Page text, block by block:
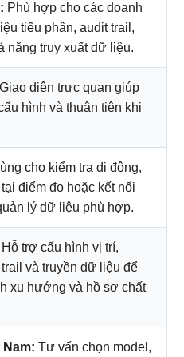
Phù hợp cho các doanh
tiểu phân, audit trail,
năng truy xuất dữ liệu.
Giao diện trực quan giúp
hình và thuận tiện khi
cho kiểm tra di động,
điểm đo hoặc kết nối
lý dữ liệu phù hợp.
Hỗ trợ cấu hình vị trí,
và truyền dữ liệu để
xu hướng và hồ sơ chất
Tư vấn chọn model,